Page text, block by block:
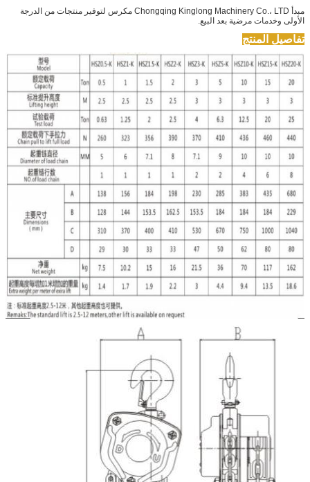
مبدأ Chongqing Kinglong Machinery Co.، LTD مكرس لتوفير منتجات من الدرجة
الأولى وخدمات مرضية بعد البيع.
تفاصيل المنتج